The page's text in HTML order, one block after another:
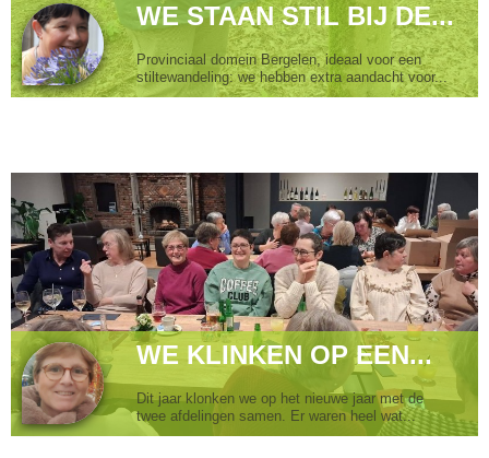
WE STAAN STIL BIJ DE...
Provinciaal domein Bergelen, ideaal voor een
stiltewandeling: we hebben extra aandacht voor...
WE KLINKEN OP EEN...
Dit jaar klonken we op het nieuwe jaar met de
twee afdelingen samen. Er waren heel wat...